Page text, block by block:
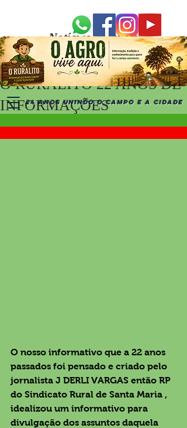
24 ANOS UNINDO O CAMPO E A CIDADE
Notícias Recentes
O RURALITO 22 ANOS DE
INFORMAÇÕES
O nosso informativo que a 22 anos
passados foi pensado e criado pelo
jornalista J DERLI VARGAS então RP
do Sindicato Rural de Santa Maria ,
idealizou um informativo para
divulgação dos assuntos daquela